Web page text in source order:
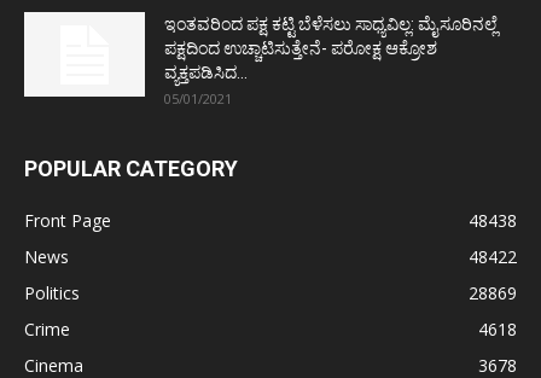
ಇಂತವರಿಂದ ಪಕ್ಷ ಕಟ್ಟಿ ಬೆಳೆಸಲು ಸಾಧ್ಯವಿಲ್ಲ: ಮೈಸೂರಿನಲ್ಲೆ
ಪಕ್ಷದಿಂದ ಉಚ್ಚಾಟಿಸುತ್ತೇನೆ- ಪರೋಕ್ಷ ಆಕ್ರೋಶ
ವ್ಯಕ್ತಪಡಿಸಿದ...
05/01/2021
POPULAR CATEGORY
Front Page
48438
News
48422
Politics
28869
Crime
4618
Cinema
3678